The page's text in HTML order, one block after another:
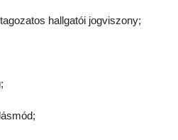
hallgatói jogviszony;